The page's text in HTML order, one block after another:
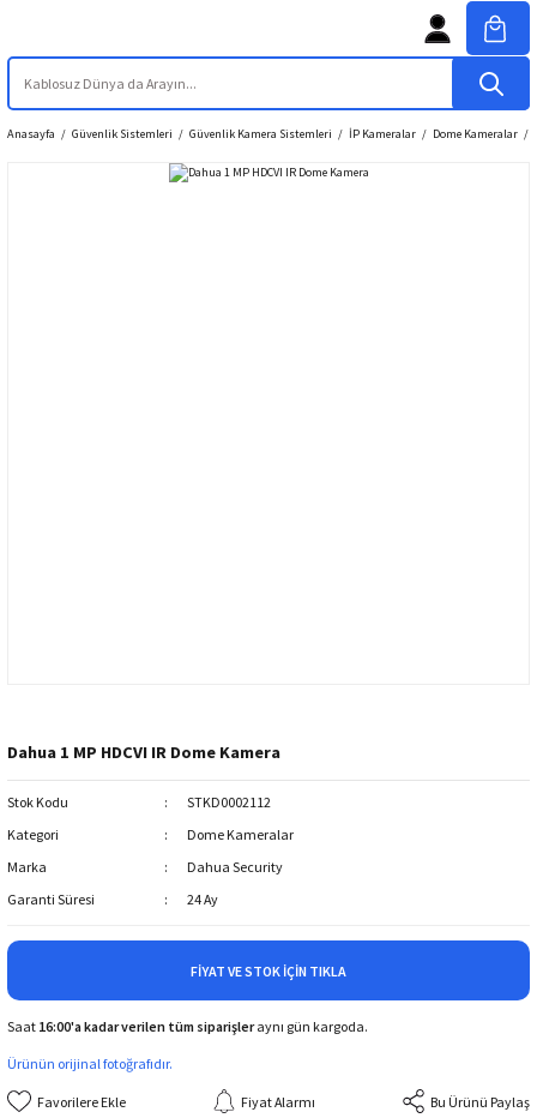
Anasayfa Güvenlik Sistemleri Güvenlik Kamera Sistemleri İP Kameralar Dome Kameralar
Dahua 1 MP HDCVI IR Dome Kamera
Stok Kodu
STKD0002112
Kategori
Dome Kameralar
Marka
Dahua Security
Garanti Süresi
24 Ay
FIYAT VE STOK İÇIN TIKLA
Saat 16:00'a kadar verilen tüm siparişleraynı gün kargoda.
Ürünün orijinal fotoğrafıdır.
Fiyat Alarmı Bu Ürünü Paylaş